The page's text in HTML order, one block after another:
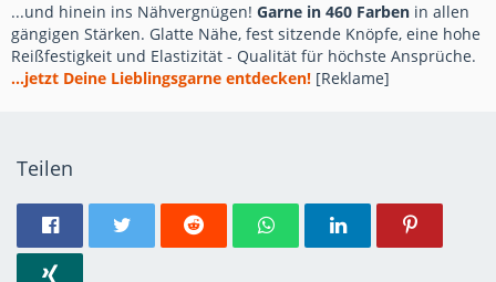
...und hinein ins Nähvergnügen! Garne in 460 Farben in allen
gängigen Stärken. Glatte Nähe, fest sitzende Knöpfe, eine hohe
Reißfestigkeit und Elastizität - Qualität für höchste Ansprüche.
...jetzt Deine Lieblingsgarne entdecken! [Reklame]
Teilen